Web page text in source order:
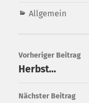
Allgemein
Vorheriger Beitrag
Herbst…
Nächster Beitrag